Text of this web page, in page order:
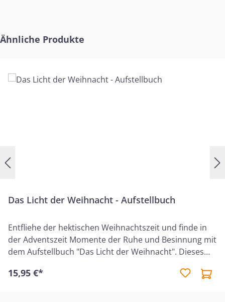
Produktgalerie überspringen
Ähnliche Produkte
Das Licht der Weihnacht - Aufstellbuch
Entfliehe der hektischen Weihnachtszeit und finde in
der Adventszeit Momente der Ruhe und Besinnung mit
dem Aufstellbuch "Das Licht der Weihnacht". Dieses
innezuhalten und Kraft zu schöpfen, während Du die
15,95 €*